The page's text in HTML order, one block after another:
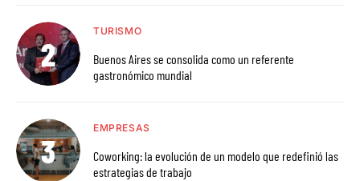
TURISMO
Buenos Aires se consolida como un referente
gastronómico mundial
EMPRESAS
Coworking: la evolución de un modelo que redefinió las
estrategias de trabajo